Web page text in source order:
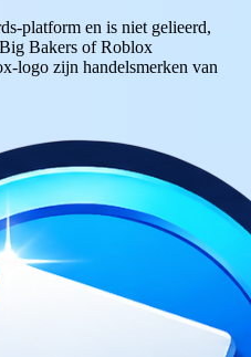
platform en is niet gelieerd,
Bakers of Roblox
logo zijn handelsmerken van